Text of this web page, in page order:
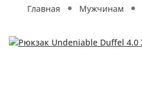
Главная Мужчинам